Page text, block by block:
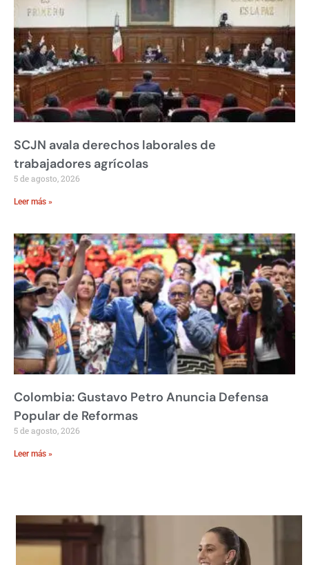
SCJN avala derechos laborales de
trabajadores agrícolas
5 de agosto, 2026
Leer más »
Colombia: Gustavo Petro Anuncia Defensa
Popular de Reformas
5 de agosto, 2026
Leer más »